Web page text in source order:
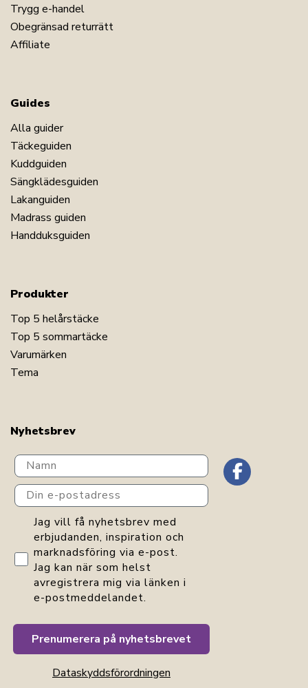
Trygg e-handel
Obegränsad returrätt
Affiliate
Guides
Alla guider
Täckeguiden
Kuddguiden
Sängklädesguiden
Lakanguiden
Madrass guiden
Handduksguiden
Produkter
Top 5 helårstäcke
Top 5 sommartäcke
Varumärken
Tema
Nyhetsbrev
Navn
Din e-postadress
GDPR consent
Jag vill få nyhetsbrev med
erbjudanden, inspiration och
marknadsföring via e-post.
Jag kan när som helst
avregistrera mig via länken i
e-postmeddelandet.
Prenumerera på nyhetsbrevet
Dataskyddsförordningen